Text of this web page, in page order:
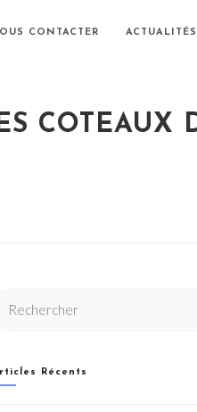
CONTACTER ACTUALITÉS
COTEAUX
Récents